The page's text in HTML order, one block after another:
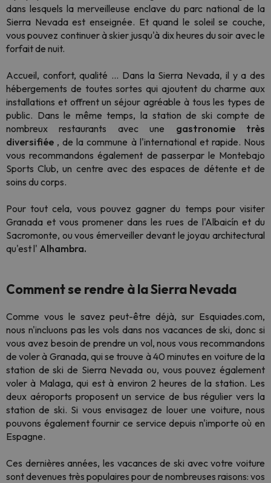
dans lesquels la merveilleuse enclave du parc national de la
Sierra Nevada est enseignée. Et quand le soleil se couche,
vous pouvez continuer à skier jusqu'à dix heures du soir avec le
forfait de nuit.
Accueil, confort, qualité ... Dans la Sierra Nevada, il y a des
hébergements de toutes sortes qui ajoutent du charme aux
installations et offrent un séjour agréable à tous les types de
public. Dans le même temps, la station de ski compte de
nombreux restaurants avec une gastronomie très
diversifiée , de la commune à l'international et rapide. Nous
vous recommandons également de passerpar le Montebajo
Sports Club, un centre avec des espaces de détente et de
soins du corps.
Pour tout cela, vous pouvez gagner du temps pour visiter
Granada et vous promener dans les rues de l'Albaicín et du
Sacromonte, ou vous émerveiller devant le joyau architectural
qu'est l' Alhambra.
Comment se rendre à la Sierra Nevada
Comme vous le savez peut-être déjà, sur Esquiades.com,
nous n'incluons pas les vols dans nos vacances de ski, donc si
vous avez besoin de prendre un vol, nous vous recommandons
de voler à Granada, qui se trouve à 40 minutes en voiture de la
station de ski de Sierra Nevada ou, vous pouvez également
voler à Malaga, qui est à environ 2 heures de la station. Les
deux aéroports proposent un service de bus régulier vers la
station de ski. Si vous envisagez de louer une voiture, nous
pouvons également fournir ce service depuis n'importe où en
Espagne.
Ces dernières années, les vacances de ski avec votre voiture
sont devenues très populaires pour de nombreuses raisons: vos